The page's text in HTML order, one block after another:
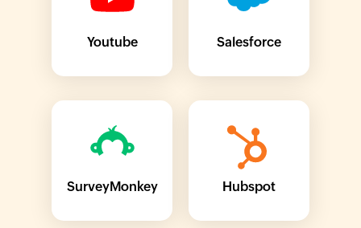
Youtube Salesforce
SurveyMonkey Hubspot